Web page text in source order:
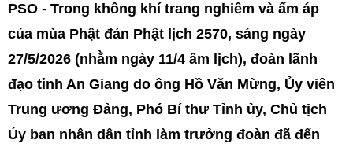
PSO - Trong không khí trang nghiêm và ấm áp
của mùa Phật đản Phật lịch 2570, sáng ngày
27/5/2026 (nhằm ngày 11/4 âm lịch), đoàn lãnh
đạo tỉnh An Giang do ông Hồ Văn Mừng, Ủy viên
Trung ương Đảng, Phó Bí thư Tỉnh ủy, Chủ tịch
Ủy ban nhân dân tỉnh làm trưởng đoàn đã đến